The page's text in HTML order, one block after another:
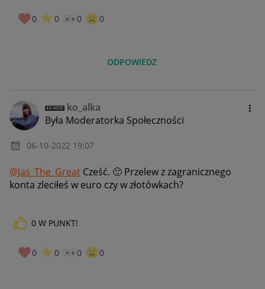
0 0 0 0
ODPOWIEDZ
ko_alka
Była Moderatorka Społeczności
‎06-10-2022 19:07
@Jas_The_Great Cześć. 🙂 Przelew z zagranicznego
konta zleciłeś w euro czy w złotówkach?
0 W PUNKT!
0 0 0 0